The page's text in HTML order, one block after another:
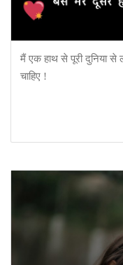
मैं एक हाथ से पूरी दुनिया से
चाहिए !